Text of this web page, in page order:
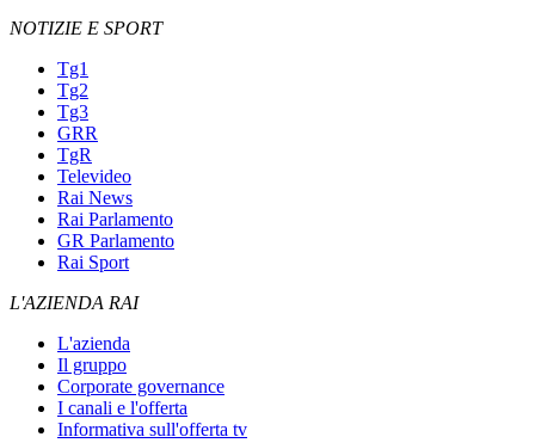
NOTIZIE E SPORT
Tg1
Tg2
Tg3
GRR
TgR
Televideo
Rai News
Rai Parlamento
GR Parlamento
Rai Sport
L'AZIENDA RAI
L'azienda
Il gruppo
Corporate governance
I canali e l'offerta
Informativa sull'offerta tv